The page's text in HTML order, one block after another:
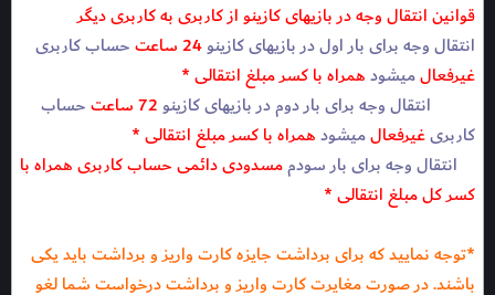
قوانین انتقال وجه در بازیهای کازینو از کاربری به کاربری دیگر
انتقال وجه برای بار اول در بازیهای کازینو
حساب کاربری
غیرفعالمیشودهمراه با کسر مبلغ انتقالی *
انتقال وجه برای بار دوم در بازیهای کازینو
حساب
کاربریغیرفعالمیشودهمراه با کسر مبلغ انتقالی *
انتقال وجه برای بار سودممسدودی دائمی حساب کاربری همراه با
کسر کل مبلغ انتقالی *
*توجه نمایید که برای برداشت جایزه کارت واریز و برداشت باید یکی
باشند. در صورت مغایرت کارت واریز و برداشت درخواست شما لغو